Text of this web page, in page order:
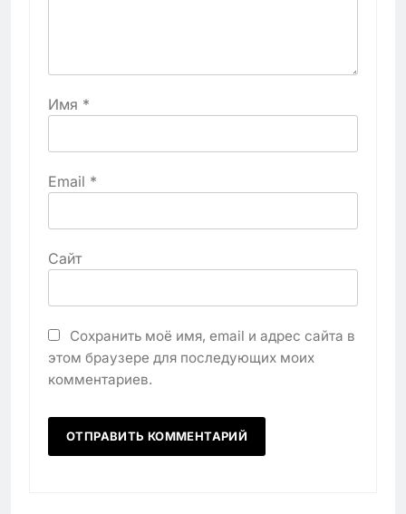
Имя *
Email *
Сайт
Сохранить моё имя, email и адрес сайта в
этом браузере для последующих моих
комментариев.